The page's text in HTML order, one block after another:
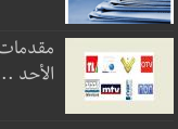
مقدمات
الأحد